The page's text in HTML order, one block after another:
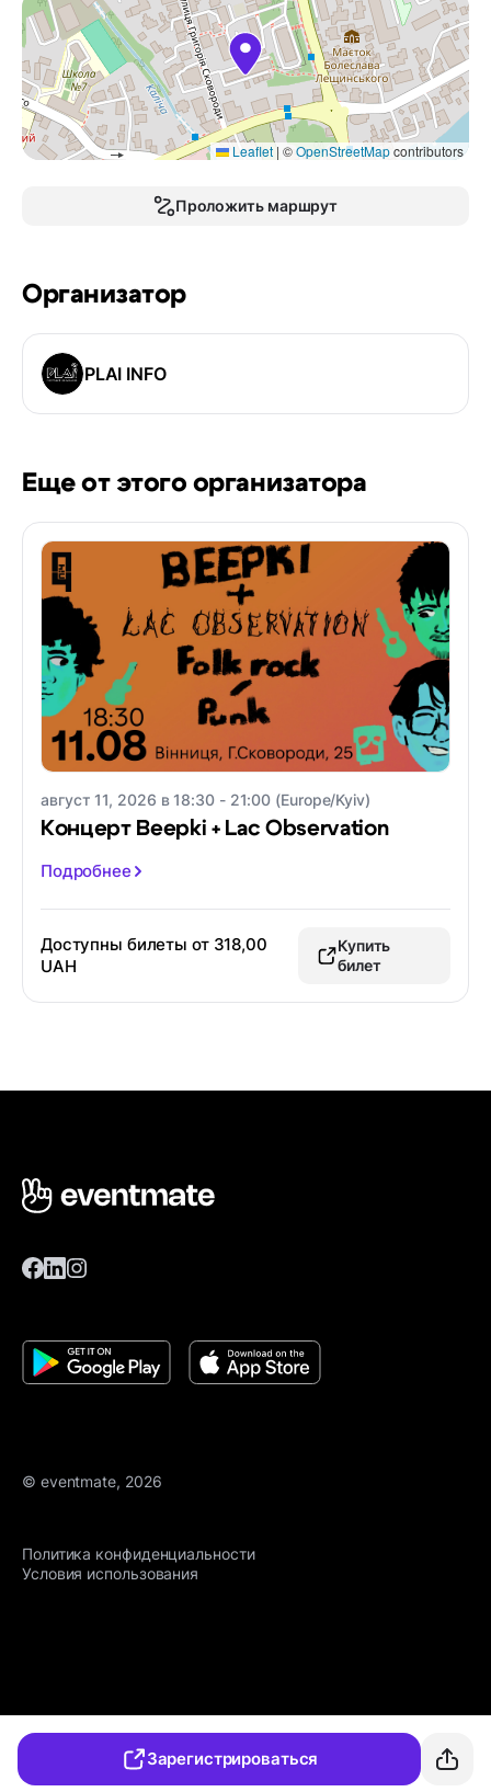
Leaflet | ©OpenStreetMapcontributors
Проложить маршрут
Организатор
PLAI INFO
Еще от этого организатора
август 11, 2026 в 18:30 - 21:00 (Europe/Kyiv)
Концерт Beepki + Lac Observation
Подробнее
Доступны билеты от 318,00
UAH
Купить
билет
© eventmate, 2026
Политика конфиденциальности
Условия использования
Зарегистрироваться